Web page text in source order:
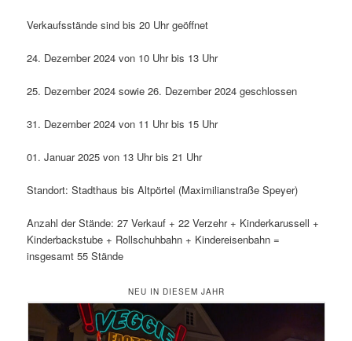
Verkaufsstände sind bis 20 Uhr geöffnet
24. Dezember 2024 von 10 Uhr bis 13 Uhr
25. Dezember 2024 sowie 26. Dezember 2024 geschlossen
31. Dezember 2024 von 11 Uhr bis 15 Uhr
01. Januar 2025 von 13 Uhr bis 21 Uhr
Standort: Stadthaus bis Altpörtel (Maximilianstraße Speyer)
Anzahl der Stände: 27 Verkauf + 22 Verzehr + Kinderkarussell +
Kinderbackstube + Rollschuhbahn + Kindereisenbahn =
insgesamt 55 Stände
NEU IN DIESEM JAHR